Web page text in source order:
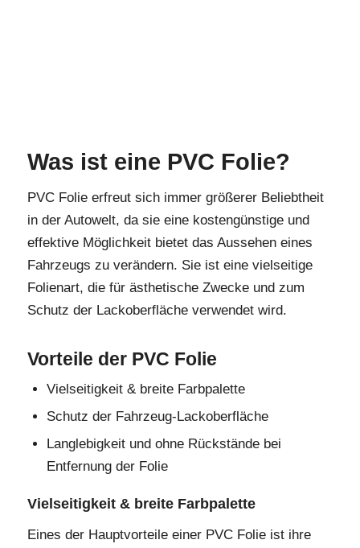
Was ist eine PVC Folie?
PVC Folie erfreut sich immer größerer Beliebtheit
in der Autowelt, da sie eine kostengünstige und
effektive Möglichkeit bietet das Aussehen eines
Fahrzeugs zu verändern. Sie ist eine vielseitige
Folienart, die für ästhetische Zwecke und zum
Schutz der Lackoberfläche verwendet wird.
Vorteile der PVC Folie
Vielseitigkeit & breite Farbpalette
Schutz der Fahrzeug-Lackoberfläche
Langlebigkeit und ohne Rückstände bei
Entfernung der Folie
Vielseitigkeit & breite Farbpalette
Eines der Hauptvorteile einer PVC Folie ist ihre